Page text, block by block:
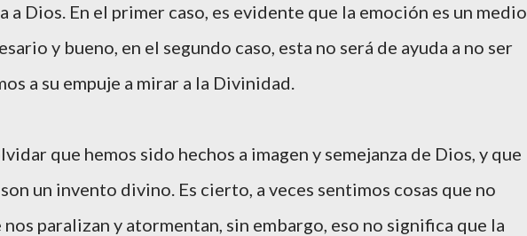
a Dios. En el primer caso, es evidente que la emoción es un medio
y bueno, en el segundo caso, esta no será de ayuda a no ser
a su empuje a mirar a la Divinidad.
que hemos sido hechos a imagen y semejanza de Dios, y que
un invento divino. Es cierto, a veces sentimos cosas que no
nos paralizan y atormentan, sin embargo, eso no significa que la